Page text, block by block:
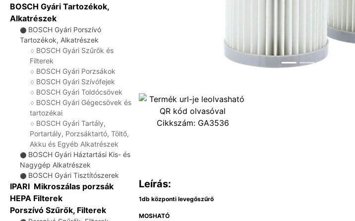
BOSCH Gyári Tartozékok,
Alkatrészek
⚫ BOSCH Gyári Porszívó
Tartozékok, Alkatrészek
♢ BOSCH Gyári Szűrők és
Filterek
♢ BOSCH Gyári Porzsákok
♢ BOSCH Gyári Szívófejek
♢ BOSCH Gyári Toldócsövek
♢ BOSCH Gyári Gégecsövek és
tartozékai
♢ BOSCH Gyári Tartály,
Portartály, Porzsáktartó, Töltő,
Akku és Egyéb Alkatrészek
⚫ BOSCH Gyári Háztartási Kis- és
Nagygép Alkatrészek
⚫ BOSCH Gyári Tisztítószerek
IPARI Mikroszálas porzsák
HEPA Filterek
Porszívó Szűrők, Filterek
Cikkszám: GA3536
Leírás:
1db központi levegőszűrő
MOSHATÓ